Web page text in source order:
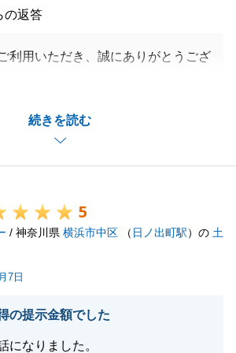
続きを読む
の返答
利用いただき、誠にありがとうござ
いました。
迎えられたのもO様のご協力があっ
ております。
げます。
よろしくお願い申し上げます。
5
/ 神奈川県 横浜市中区 （ 日ノ出町駅）の 土
7日
の提示金額でした
になりました。